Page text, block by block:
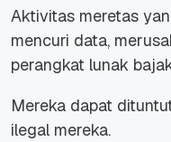
Aktivitas meretas
mencuri data,
perangkat lunak
Mereka dapat
ilegal mereka.